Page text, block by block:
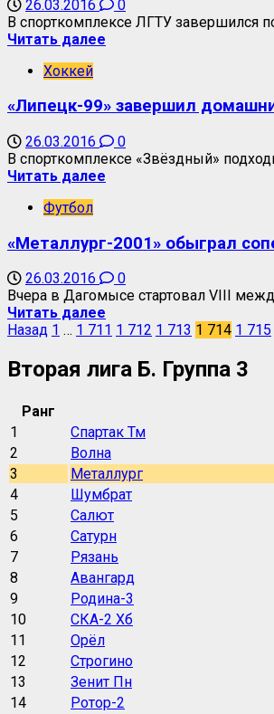
26.03.2016
0
В спорткомплексе ЛГТУ завершился
Читать далее
Хоккей
«Липецк-99» завершил
26.03.2016
0
В спорткомплексе «Звёздный»
Читать далее
Футбол
«Металлург-2001» обыграл
26.03.2016
0
Вчера в Дагомысе стартовал VIII
Читать далее
Назад 1 … 1 711 1 712 1 713 1 714 1 715
Вторая лига Б. Группа 3
Ранг
1
Спартак Тм
2
Волна
3
Металлург
4
Шумбрат
5
Салют
6
Сатурн
7
Рязань
8
Авангард
9
Родина-3
10
СКА-2 Хб
11
Орёл
12
Строгино
13
Зенит Пн
14
Ротор-2